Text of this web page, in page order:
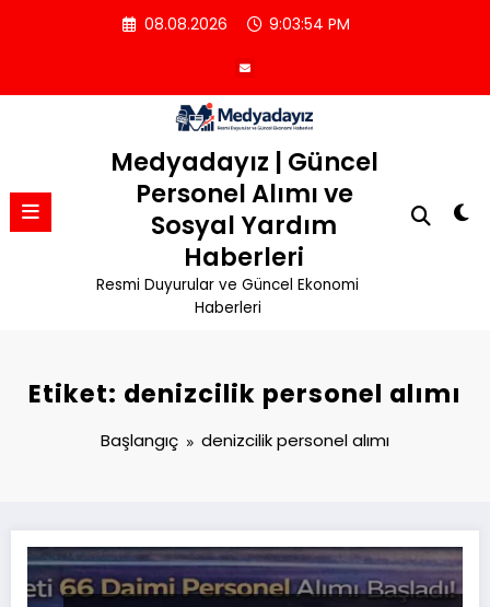
08.08.2026 9:03:55 PM
Medyadayız | Güncel
Personel Alımı ve
Sosyal Yardım
Haberleri
Resmi Duyurular ve Güncel Ekonomi
Haberleri
Etiket: denizcilik personel alımı
Başlangıç denizcilik personel alımı